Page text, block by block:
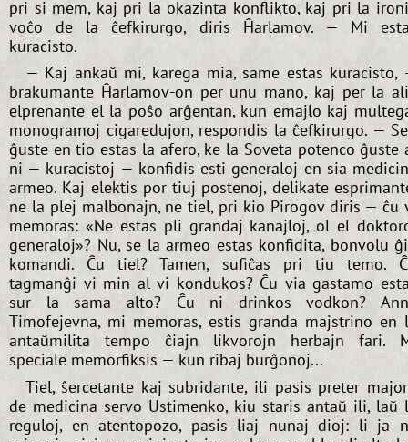
pri si mem, kaj pri la okazinta konflikto, kaj pri la
voĉo de la ĉefkirurgo, diris Ĥarlamov. — Mi
kuracisto.
— Kaj ankaŭ mi, karega mia, same estas kuracisto,
brakumante Ĥarlamov-on per unu mano, kaj per la
elprenante el la poŝo arĝentan, kun emajlo kaj
monogramoj cigaredujon, respondis la ĉefkirurgo. —
ĝuste en tio estas la afero, ke la Soveta potenco ĝuste
ni — kuracistoj — konfidis esti generaloj en sia
armeo. Kaj elektis por tiuj postenoj, delikate
ne la plej malbonajn, ne tiel, pri kio Pirogov diris — ĉu
memoras: «Ne estas pli grandaj kanajloj, ol el
generaloj»? Nu, se la armeo estas konfidita, bonvolu
komandi. Ĉu tiel? Tamen, sufiĉas pri tiu temo.
tagmanĝi vi min al vi kondukos? Ĉu via gastamo
sur la sama alto? Ĉu ni drinkos vodkon?
Timofejevna, mi memoras, estis granda majstrino en
antaŭmilita tempo ĉiajn likvorojn herbajn fari.
speciale memorfiksis — kun ribaj burĝonoj...
Tiel, ŝercetante kaj subridante, ili pasis preter
de medicina servo Ustimenko, kiu staris antaŭ ili, laŭ
reguloj, en atentopozo, pasis liaj nunaj dioj: li ja